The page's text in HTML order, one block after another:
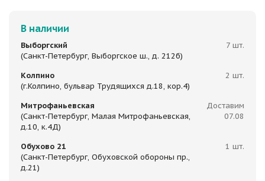
В наличии
Выборгский
(Санкт-Петербург, Выборгское ш., д. 212б)
7 шт.
Колпино
(г.Колпино, бульвар Трудящихся д.18, кор.4)
2 шт.
Митрофаньевская
(Санкт-Петербург, Малая Митрофаньевская,
д.10, к.4Д)
Доставим
07.08
Обухово 21
(Санкт-Петербург, Обуховской обороны пр.,
д.21)
1 шт.